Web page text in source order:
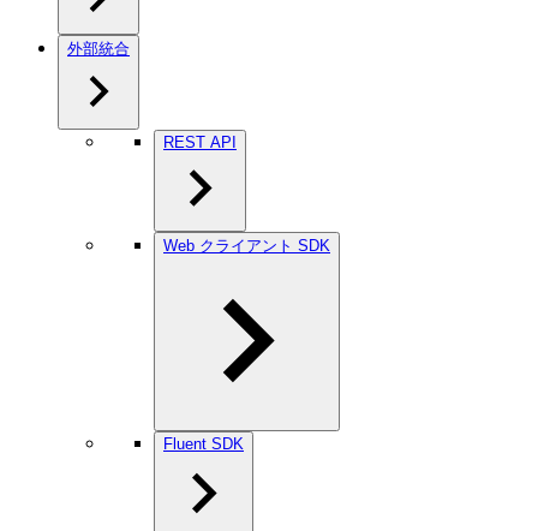
外部統合
REST API
Web クライアント SDK
Fluent SDK